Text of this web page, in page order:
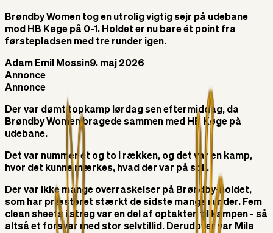
Brøndby Women tog en utrolig vigtig sejr på udebane
mod HB Køge på 0-1. Holdet er nu bare ét point fra
førstepladsen med tre runder igen.
Adam Emil Mossin9. maj 2026
Annonce
Annonce
Der var dømt topkamp lørdag sen eftermiddag, da
Brøndby Women bragede sammen med HB Køge på
udebane.
Det var nummer ét og to i rækken, og det var en kamp,
hvor det kunne mærkes, hvad der var på spil.
Der var ikke mange overraskelser på Brøndby-holdet,
som har præsteret stærkt de sidste mange runder. Fem
clean sheets i streg var en del af optakten til kampen - så
altså et forsvar med stor selvtillid. Derudover var Mila